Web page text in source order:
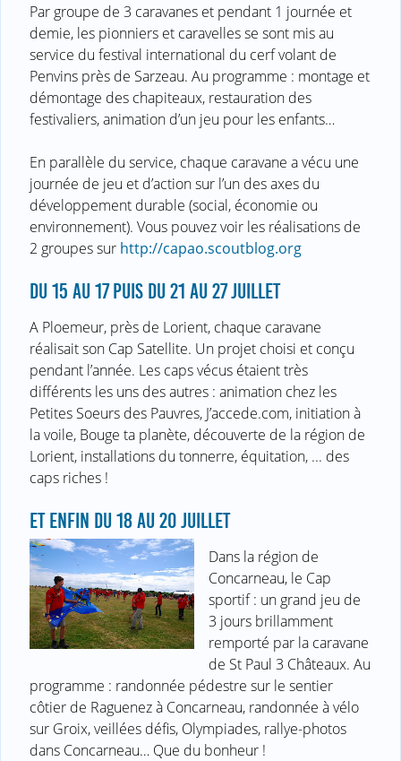
Par groupe de 3 caravanes et pendant 1 journée et
demie, les pionniers et caravelles se sont mis au
service du festival international du cerf volant de
Penvins près de Sarzeau. Au programme : montage et
démontage des chapiteaux, restauration des
festivaliers, animation d’un jeu pour les enfants…
En parallèle du service, chaque caravane a vécu une
journée de jeu et d’action sur l’un des axes du
développement durable (social, économie ou
environnement). Vous pouvez voir les réalisations de
2 groupes sur http://capao.scoutblog.org
DU 15 AU 17 PUIS DU 21 AU 27 JUILLET
A Ploemeur, près de Lorient, chaque caravane
réalisait son Cap Satellite. Un projet choisi et conçu
pendant l’année. Les caps vécus étaient très
différents les uns des autres : animation chez les
Petites Soeurs des Pauvres, J’accede.com, initiation à
la voile, Bouge ta planète, découverte de la région de
Lorient, installations du tonnerre, équitation, ... des
caps riches !
ET ENFIN DU 18 AU 20 JUILLET
Dans la région de
Concarneau, le Cap
sportif : un grand jeu de
3 jours brillamment
remporté par la caravane
de St Paul 3 Châteaux. Au
programme : randonnée pédestre sur le sentier
côtier de Raguenez à Concarneau, randonnée à vélo
sur Groix, veillées défis, Olympiades, rallye-photos
dans Concarneau… Que du bonheur !